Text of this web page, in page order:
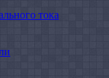
тока